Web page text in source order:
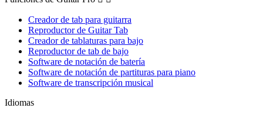
Creador de tab para guitarra
Reproductor de Guitar Tab
Creador de tablaturas para bajo
Reproductor de tab de bajo
Software de notación de batería
Software de notación de partituras para piano
Software de transcripción musical
Idiomas